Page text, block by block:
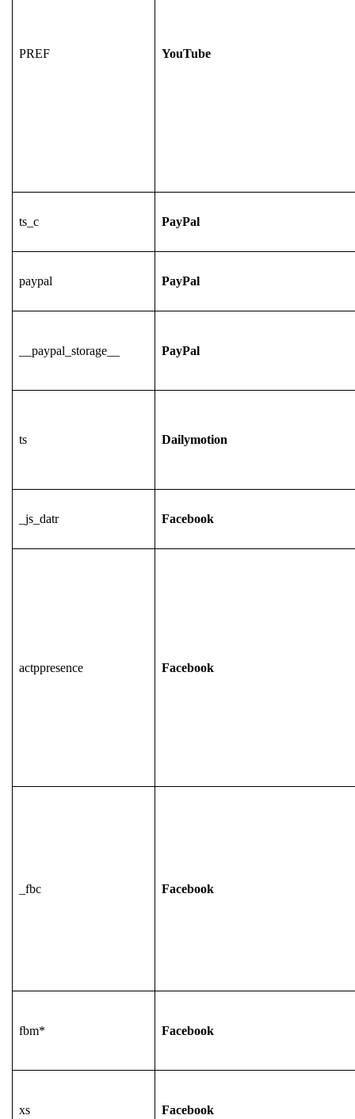
PREF YouTube
ts_c PayPal
paypal PayPal
__paypal_storage__ PayPal
ts Dailymotion
_js_datr Facebook
actppresence Facebook
_fbc Facebook
fbm* Facebook
xs Facebook